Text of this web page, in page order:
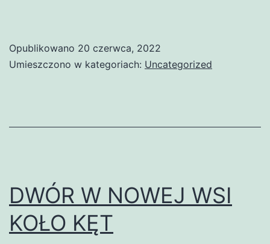
Opublikowano 20 czerwca, 2022
Umieszczono w kategoriach: Uncategorized
DWÓR W NOWEJ WSI
KOŁO KĘT